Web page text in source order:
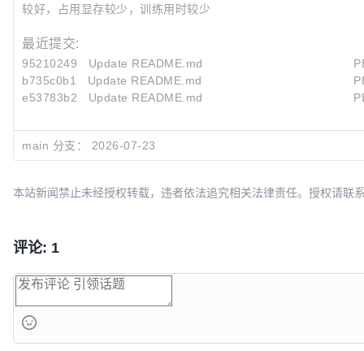
较好，占用显存较少，训练用时较少
最近提交:
95210249 Update README.md
b735c0b1
Update README.md
e53783b2
Update README.md
main 分支： 2026-07-23
本站新闻禁止未经授权转载，违者依法追究相关法律责任。授权请联
评论: 1